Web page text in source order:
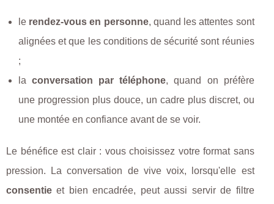
le rendez-vous en personne, quand les attentes sont
alignées et que les conditions de sécurité sont réunies
;
laconversation par téléphone, quand on préfère
une progression plus douce, un cadre plus discret, ou
une montée en confiance avant de se voir.
Le bénéfice est clair : vous choisissez votre format sans
pression. La conversation de vive voix, lorsqu'elle est
consentie et bien encadrée, peut aussi servir de filtre